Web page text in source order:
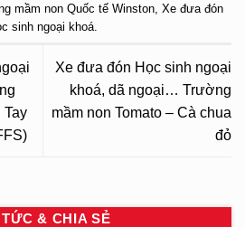
mầm non Quốc tế Winston, Xe đưa đón
sinh ngoại khoá
Tay
Xe đưa đón Học sinh ngoại
khoá, dã ngoại… Trường
mầm non Tomato – Cà chua
đỏ
& CHIA SẺ